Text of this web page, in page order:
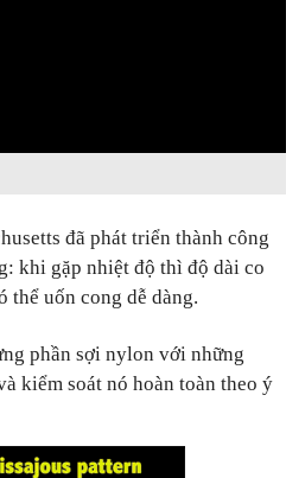
đã phát triển thành công
khi gặp nhiệt độ thì độ dài co
uốn cong dễ dàng.
phần sợi nylon với những
kiểm soát nó hoàn toàn theo ý